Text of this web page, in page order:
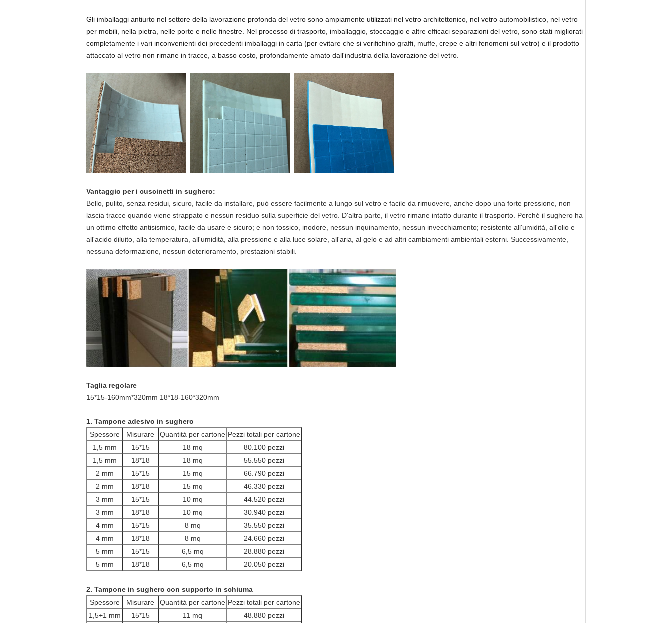
Gli imballaggi antiurto nel settore della lavorazione profonda del vetro sono ampiamente utilizzati nel vetro architettonico, nel vetro automobilistico, nel vetro
per mobili, nella pietra, nelle porte e nelle finestre. Nel processo di trasporto, imballaggio, stoccaggio e altre efficaci separazioni del vetro, sono stati migliorati
completamente i vari inconvenienti dei precedenti imballaggi in carta (per evitare che si verifichino graffi, muffe, crepe e altri fenomeni sul vetro) e il prodotto
attaccato al vetro non rimane in tracce, a basso costo, profondamente amato dall'industria della lavorazione del vetro.
Vantaggio per i cuscinetti in sughero:
Bello, pulito, senza residui, sicuro, facile da installare, può essere facilmente a lungo sul vetro e facile da rimuovere, anche dopo una forte pressione, non
lascia tracce quando viene strappato e nessun residuo sulla superficie del vetro. D'altra parte, il vetro rimane intatto durante il trasporto. Perché il sughero ha
un ottimo effetto antisismico, facile da usare e sicuro; e non tossico, inodore, nessun inquinamento, nessun invecchiamento; resistente all'umidità, all'olio e
all'acido diluito, alla temperatura, all'umidità, alla pressione e alla luce solare, all'aria, al gelo e ad altri cambiamenti ambientali esterni. Successivamente,
nessuna deformazione, nessun deterioramento, prestazioni stabili.
Taglia regolare
15*15-160mm*320mm 18*18-160*320mm
1. Tampone adesivo in sughero
Spessore
Misurare Quantità per cartone Pezzi totali per cartone
1,5 mm
15*15 18 mq
80.100 pezzi
1,5 mm
18*18 18 mq
55.550 pezzi
2 mm
15*15 15 mq
66.790 pezzi
2 mm
18*18 15 mq
46.330 pezzi
3 mm
15*15 10 mq
44.520 pezzi
3 mm
18*18 10 mq
30.940 pezzi
4 mm
15*15 8 mq
35.550 pezzi
4 mm
18*18 8 mq
24.660 pezzi
5 mm
15*15 6,5 mq
28.880 pezzi
5 mm
18*18 6,5 mq 20.050 pezzi
2. Tampone in sughero con supporto in schiuma
Spessore
Misurare Quantità per cartone Pezzi totali per cartone
1,5+1 mm
15*15 11 mq
48.880 pezzi